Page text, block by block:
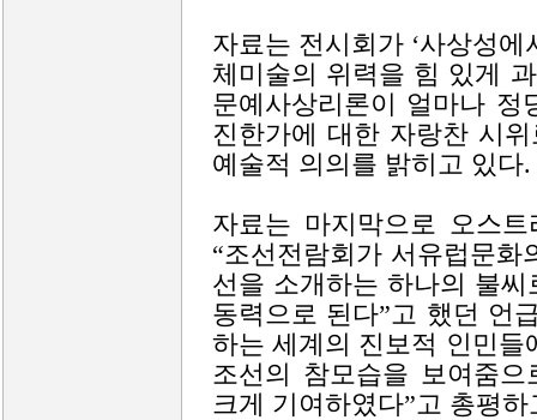
자료는 전시회가 ‘사상성
체미술의 위력을 힘 있게
문예사상리론이 얼마나
진한가에 대한 자랑찬 시
예술적 의의를 밝히고 있다.
자료는 마지막으로 오스
“조선전람회가 서유럽문
선을 소개하는 하나의 불
동력으로 된다”고 했던 언
하는 세계의 진보적 인민
조선의 참모습을 보여줌
크게 기여하였다”고 총평하